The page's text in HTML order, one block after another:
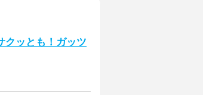
クッとも！ガッツ